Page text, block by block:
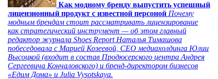
Как модному бренду выпустить успешный
лицензионный продукт с известной персоной Почему
модным брендам стоит рассматривать лицензирование
как стратегический инструмент — об этом главный
редактор журнала Shoes Report Наталья Тимашова
побеседовала с Марией Козеевой, СЕО медиахолдинга Юлии
Высоцкой (входит в состав Продюсерского центра Андрея
Сергеевича Кончаловского) и бренд-директором бизнесов
«Едим Дома» и Julia Vysotskaya.